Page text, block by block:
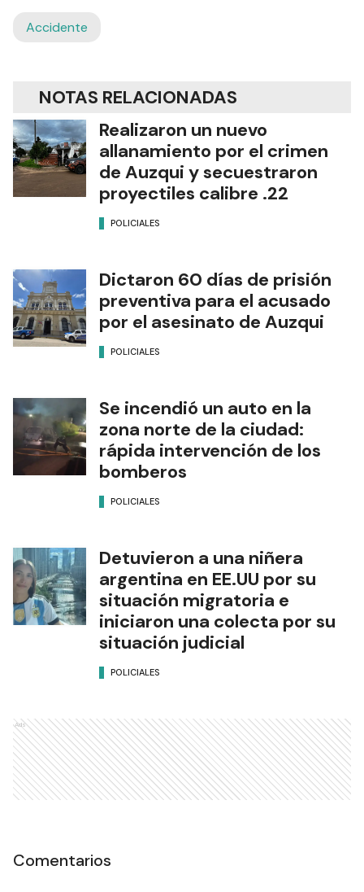
Accidente
NOTAS RELACIONADAS
Realizaron un nuevo
allanamiento por el crimen
de Auzqui y secuestraron
proyectiles calibre .22
POLICIALES
Dictaron 60 días de prisión
preventiva para el acusado
por el asesinato de Auzqui
POLICIALES
Se incendió un auto en la
zona norte de la ciudad:
rápida intervención de los
bomberos
POLICIALES
Detuvieron a una niñera
argentina en EE.UU por su
situación migratoria e
iniciaron una colecta por su
situación judicial
POLICIALES
Ads
Comentarios